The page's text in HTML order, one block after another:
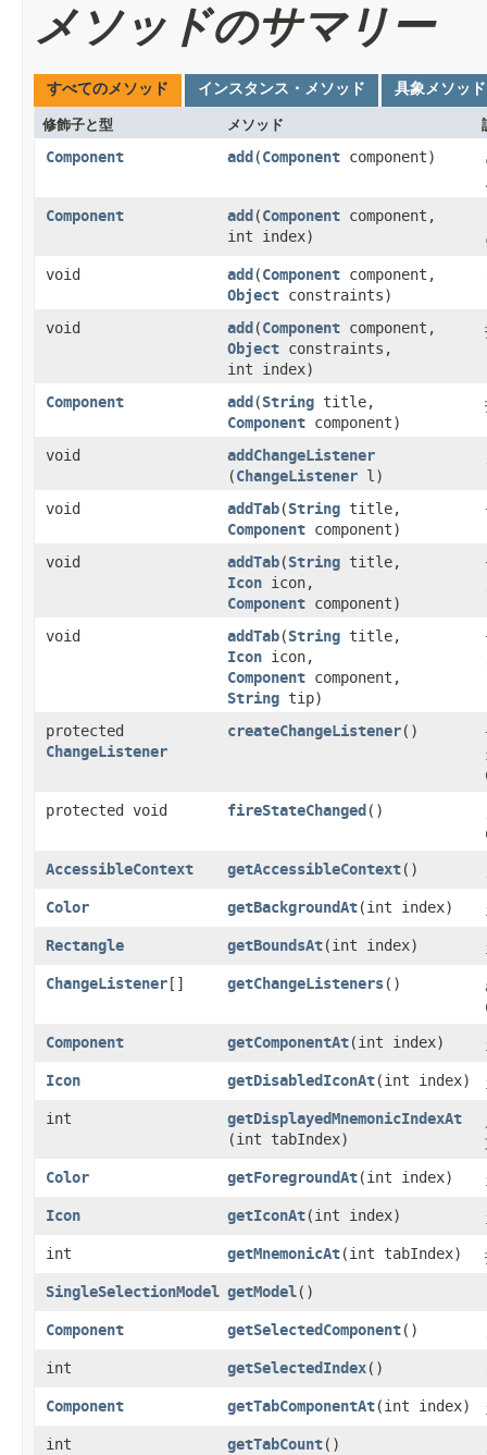
メソッドのサマリー
すべてのメソッド インスタンス・メソッド 具象メソッド
修飾子と型 メソッド
Component add ​(Component component)
Component add ​(Component component,
int index)
void
add ​(Component component,
Object constraints)
void add ​(Component component,
Object constraints,
int index)
Component add ​(String title,
Component component)
void addChangeListener
(ChangeListener l)
void addTab​(String title,
Component component)
void addTab​(String title,
Icon icon,
Component component)
void addTab​(String title,
Icon icon,
Component component,
String tip)
protected
ChangeListener
createChangeListener()
protected void
fireStateChanged ()
AccessibleContext
getAccessibleContext()
Color getBackgroundAt​(int index)
Rectangle
getBoundsAt​(int index)
ChangeListener [] getChangeListeners()
Component
getComponentAt​(int index)
Icon
getDisabledIconAt​(int index)
int
getDisplayedMnemonicIndexAt
(int tabIndex)
Color getForegroundAt​(int index)
Icon
getIconAt​(int index)
int
getMnemonicAt​(int tabIndex)
SingleSelectionModel getModel()
Component getSelectedComponent()
int getSelectedIndex()
Component getTabComponentAt​(int index)
int
getTabCount()